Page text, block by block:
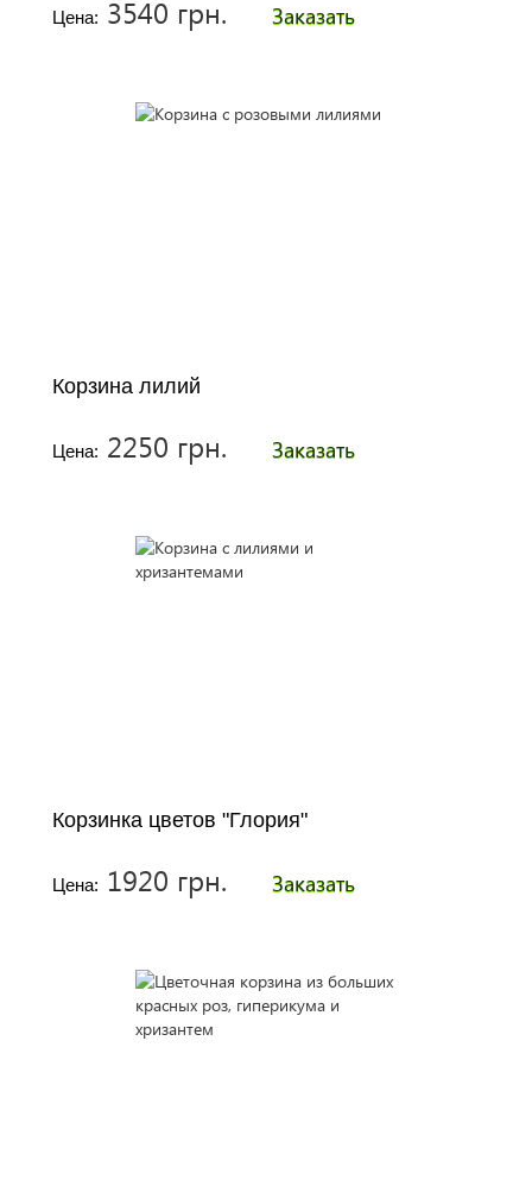
Цена: 3540 грн. Заказать
Корзина лилий
Цена: 2250 грн. Заказать
Корзинка цветов "Глория"
Цена: 1920 грн. Заказать